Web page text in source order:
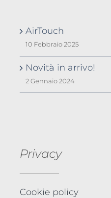
AirTouch
10 Febbraio 2025
Novità in arrivo!
2 Gennaio 2024
Privacy
Cookie policy